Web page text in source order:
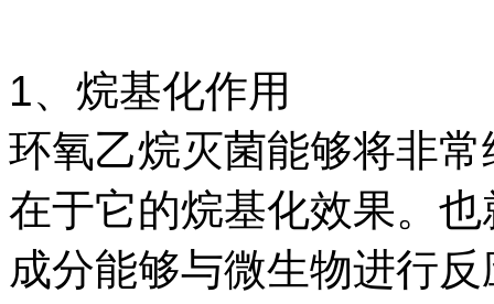
1、烷基化作用
环氧乙烷灭菌能够将非
在于它的烷基化效果。
成分能够与微生物进行